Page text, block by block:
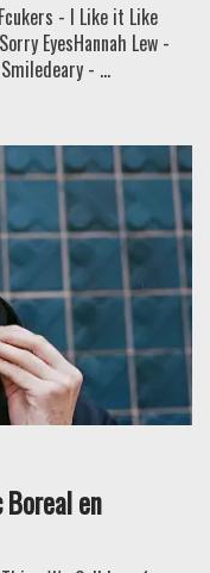
- I Like it Like
EyesHannah Lew -
- ...
en